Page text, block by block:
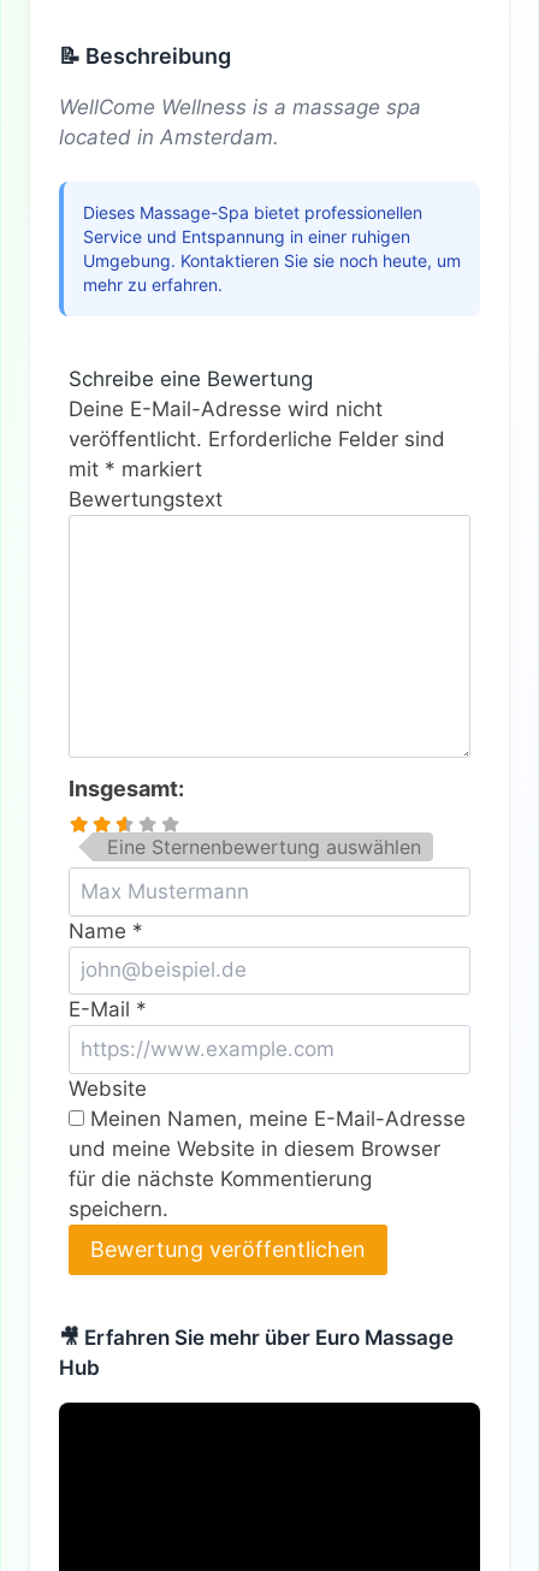
📝 Beschreibung
WellCome Wellness is a massage spa
located in Amsterdam.
Dieses Massage-Spa bietet professionellen
Service und Entspannung in einer ruhigen
Umgebung. Kontaktieren Sie sie noch heute, um
mehr zu erfahren.
Schreibe eine Bewertung
Deine E-Mail-Adresse wird nicht
veröffentlicht. Erforderliche Felder sind
mit * markiert
Bewertungstext
Insgesamt:
Eine Sternenbewertung auswählen
Name *
E-Mail *
Website
Meinen Namen, meine E-Mail-Adresse
und meine Website in diesem Browser
für die nächste Kommentierung
speichern.
🎥 Erfahren Sie mehr über Euro Massage
Hub